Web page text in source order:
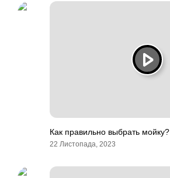
Как правильно выбрать мойку?
22 Листопада, 2023